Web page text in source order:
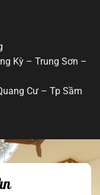
Kỳ – Trung Sơn –
Cư – Tp Sầm